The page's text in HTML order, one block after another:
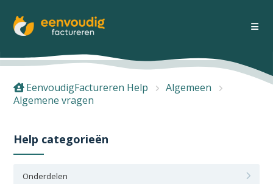
EenvoudigFactureren Help
Algemeen
Algemene vragen
Help categorieën
Onderdelen